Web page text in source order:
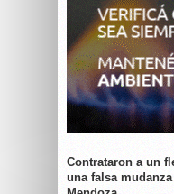
Contrataron a un
una falsa